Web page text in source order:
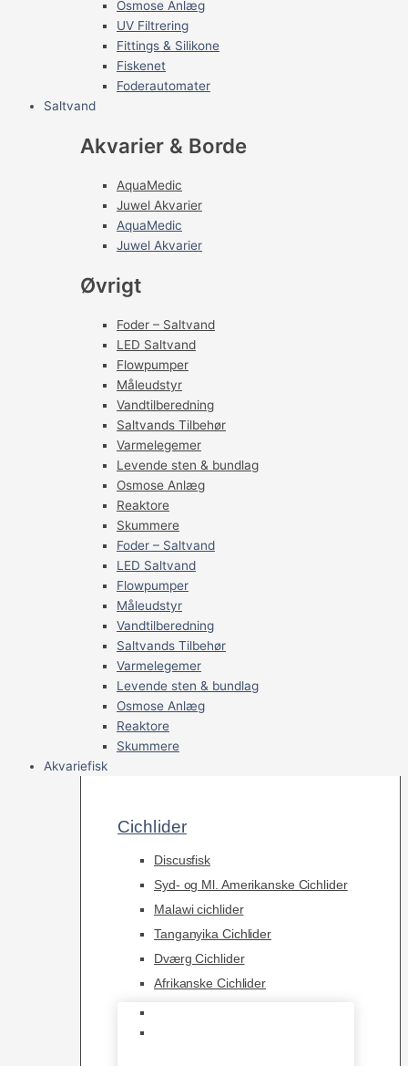
Osmose Anlæg
UV Filtrering
Fittings & Silikone
Fiskenet
Foderautomater
Saltvand
Akvarier & Borde
AquaMedic
Juwel Akvarier
AquaMedic
Juwel Akvarier
Øvrigt
Foder – Saltvand
LED Saltvand
Flowpumper
Måleudstyr
Vandtilberedning
Saltvands Tilbehør
Varmelegemer
Levende sten & bundlag
Osmose Anlæg
Reaktore
Skummere
Foder – Saltvand
LED Saltvand
Flowpumper
Måleudstyr
Vandtilberedning
Saltvands Tilbehør
Varmelegemer
Levende sten & bundlag
Osmose Anlæg
Reaktore
Skummere
Akvariefisk
Cichlider
Discusfisk
Syd- og Ml. Amerikanske Cichlider
Malawi cichlider
Tanganyika Cichlider
Dværg Cichlider
Afrikanske Cichlider